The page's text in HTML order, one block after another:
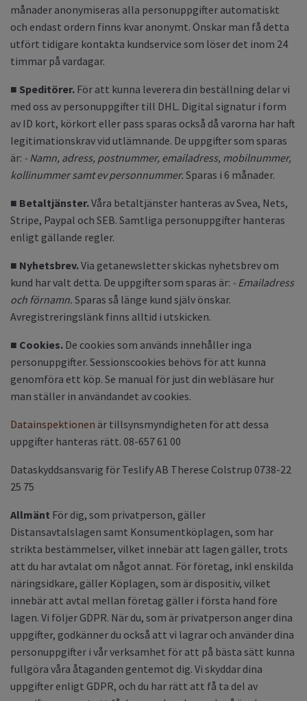
månader anonymiseras alla personuppgifter automatiskt
och endast ordern finns kvar anonymt. Önskar man få detta
utfört tidigare kontakta kundservice som löser det inom 24
timmar på vardagar.
■ Speditörer. För att kunna leverera din beställning delar vi
med oss av personuppgifter till DHL. Digital signatur i form
av ID kort, körkort eller pass sparas också då varorna har haft
legitimationskrav vid utlämnande. De uppgifter som sparas
är: - Namn, adress, postnummer, emailadress, mobilnummer,
kollinummer samt ev personnummer. Sparas i 6 månader.
■ Betaltjänster.Våra betaltjänster hanteras av Svea, Nets,
Stripe, Paypal och SEB. Samtliga personuppgifter hanteras
enligt gällande regler.
■ Nyhetsbrev.Via getanewsletter skickas nyhetsbrev om
kund har valt detta. De uppgifter som sparas är: - Emailadress
och förnamn. Sparas så länge kund själv önskar.
Avregistreringslänk finns alltid i utskicken.
■ Cookies. De cookies som används innehåller inga
personuppgifter. Sessionscookies behövs för att kunna
genomföra ett köp. Se manual för just din webläsare hur
man ställer in användandet av cookies.
Datainspektionen är tillsynsmyndigheten för att dessa
uppgifter hanteras rätt. 08-657 61 00
Dataskyddsansvarig för Teslify AB Therese Colstrup 0738-22
25 75
Allmänt För dig, som privatperson, gäller
Distansavtalslagen samt Konsumentköplagen, som har
strikta bestämmelser, vilket innebär att lagen gäller, trots
att du har avtalat om något annat. För företag, inkl enskilda
näringsidkare, gäller Köplagen, som är dispositiv, vilket
innebär att avtal mellan företag gäller i första hand före
lagen. Vi följer GDPR. När du, som är privatperson anger dina
uppgifter, godkänner du också att vi lagrar och använder dina
personuppgifter i vår verksamhet för att på bästa sätt kunna
fullgöra våra åtaganden gentemot dig. Vi skyddar dina
uppgifter enligt GDPR, och du har rätt att få ta del av